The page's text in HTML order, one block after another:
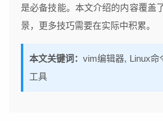
是必备技能。本文介绍的内容覆盖
景，更多技巧需要在实际中积累。
本文关键词：vim编辑器, Linux命
工具